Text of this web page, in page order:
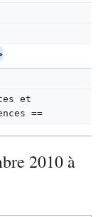
et
==
2010 à